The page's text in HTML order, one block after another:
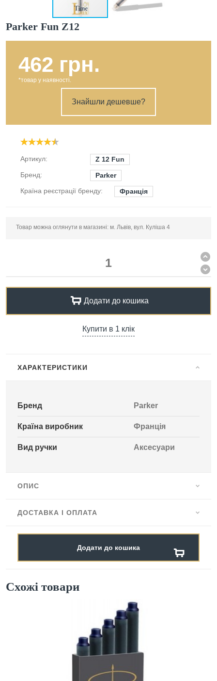
Parker Fun Z12
462 грн.
*товар у наявності.
Знайшли дешевше?
Артикул:
Z 12 Fun
Бренд:
Parker
Країна реєстрації бренду:
Франція
Товар можна оглянути в магазині: м. Львів, вул. Куліша 4
Додати до кошика
Купити в 1 клік
ХАРАКТЕРИСТИКИ
Бренд Parker
Країна виробник Франція
Вид ручки Аксесуари
ОПИС
ДОСТАВКА І ОПЛАТА
Додати до кошика
Схожі товари